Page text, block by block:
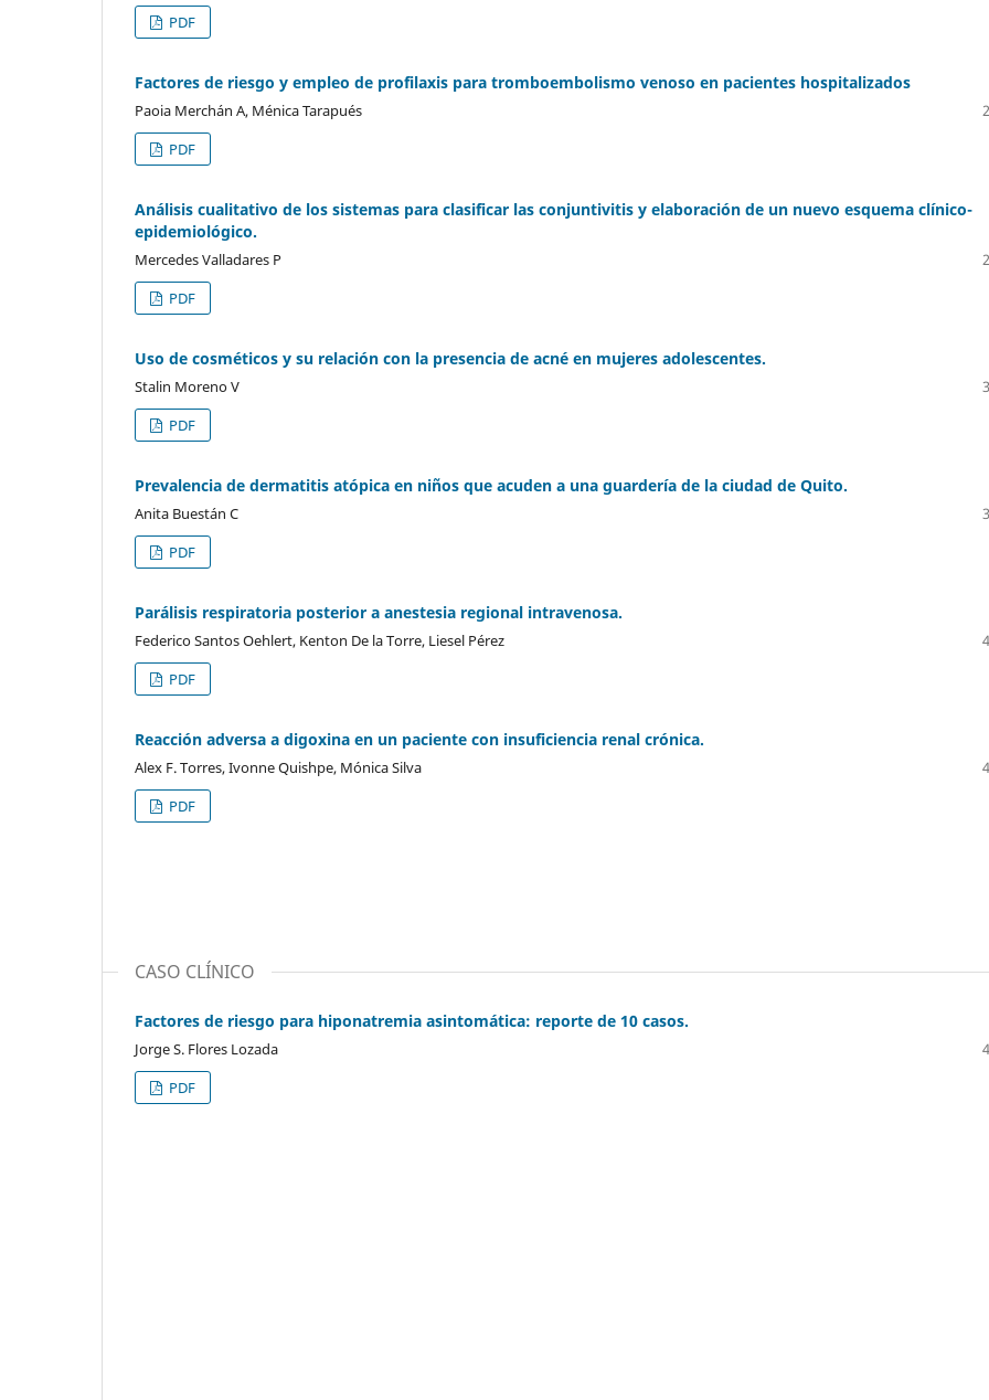
PDF
Factores de riesgo y empleo de profilaxis para tromboembolismo venoso en pacientes hospitalizados
Paoia Merchán A, Ménica Tarapués
PDF
Análisis cualitativo de los sistemas para clasificar las conjuntivitis y elaboración de un nuevo esquema clínico-
epidemiológico.
Mercedes Valladares P
PDF
Uso de cosméticos y su relación con la presencia de acné en mujeres adolescentes.
Stalin Moreno V
PDF
Prevalencia de dermatitis atópica en niños que acuden a una guardería de la ciudad de Quito.
Anita Buestán C
PDF
Parálisis respiratoria posterior a anestesia regional intravenosa.
Federico Santos Oehlert, Kenton De la Torre, Liesel Pérez
PDF
Reacción adversa a digoxina en un paciente con insuficiencia renal crónica.
Alex F. Torres, Ivonne Quishpe, Mónica Silva
PDF
CASO CLÍNICO
Factores de riesgo para hiponatremia asintomática: reporte de 10 casos.
Jorge S. Flores Lozada
PDF